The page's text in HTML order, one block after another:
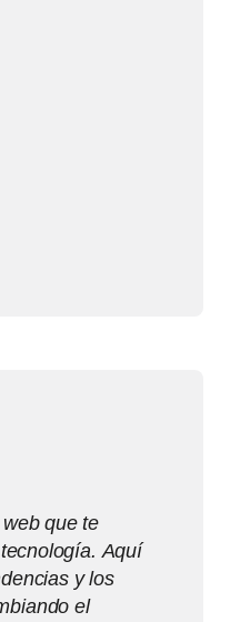
que te
Aquí
y los
el